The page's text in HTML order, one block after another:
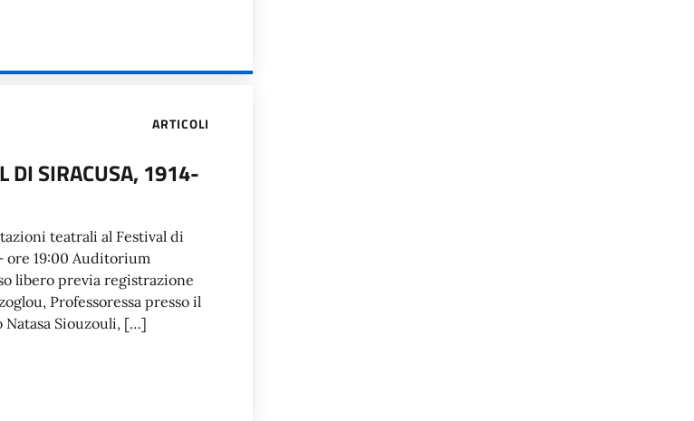
ARTICOLI
DI SIRACUSA, 1914-
teatrali al Festival di
ore 19:00 Auditorium
libero previa registrazione
Professoressa presso il
Siouzouli, […]